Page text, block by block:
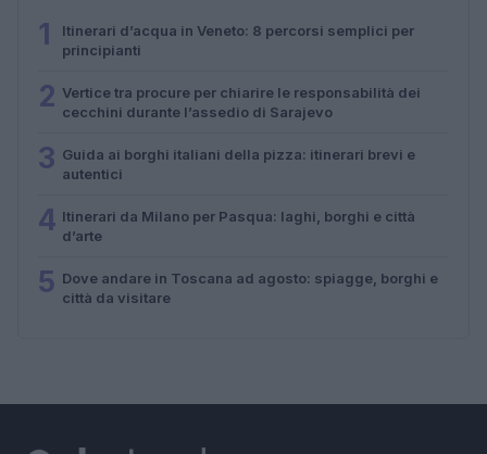
1
Itinerari d’acqua in Veneto: 8 percorsi semplici per
principianti
2 Vertice tra procure per chiarire le responsabilità dei
cecchini durante l’assedio di Sarajevo
3 Guida ai borghi italiani della pizza: itinerari brevi e
autentici
4 Itinerari da Milano per Pasqua: laghi, borghi e città
d’arte
5 Dove andare in Toscana ad agosto: spiagge, borghi e
città da visitare